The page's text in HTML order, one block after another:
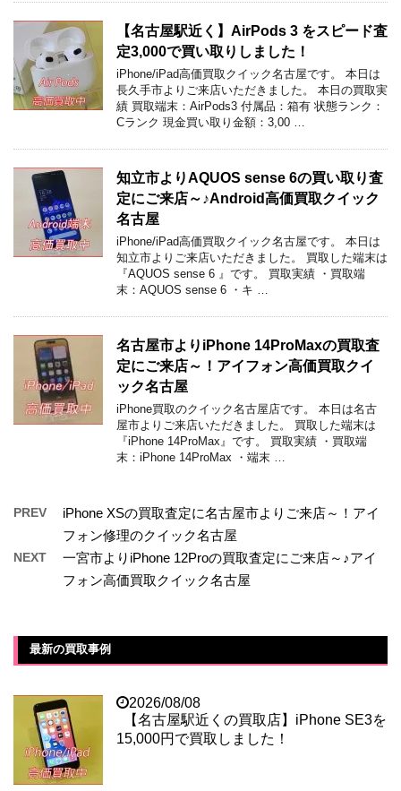
【名古屋駅近く】AirPods 3 をスピード査
定3,000で買い取りしました！
iPhone/iPad高価買取クイック名古屋です。 本日は
長久手市よりご来店いただきました。 本日の買取実
績 買取端末：AirPods3 付属品：箱有 状態ランク：
Cランク 現金買い取り金額：3,00 …
知立市よりAQUOS sense 6の買い取り査
定にご来店～♪Android高価買取クイック
名古屋
iPhone/iPad高価買取クイック名古屋です。 本日は
知立市よりご来店いただきました。 買取した端末は
『AQUOS sense 6 』です。 買取実績 ・買取端
末：AQUOS sense 6 ・キ …
名古屋市よりiPhone 14ProMaxの買取査
定にご来店～！アイフォン高価買取クイ
ック名古屋
iPhone買取のクイック名古屋店です。 本日は名古
屋市よりご来店いただきました。 買取した端末は
『iPhone 14ProMax』です。 買取実績 ・買取端
末：iPhone 14ProMax ・端末 …
PREV
iPhone XSの買取査定に名古屋市よりご来店～！アイ
フォン修理のクイック名古屋
NEXT
一宮市よりiPhone 12Proの買取査定にご来店～♪アイ
フォン高価買取クイック名古屋
最新の買取事例
2026/08/08
【名古屋駅近くの買取店】iPhone SE3を
15,000円で買取しました！